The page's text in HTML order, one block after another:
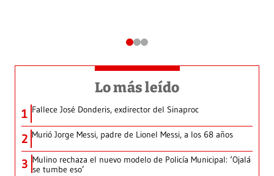
Lo más leído
1 Fallece José Donderis, exdirector del Sinaproc
2 Murió Jorge Messi, padre de Lionel Messi, a los 68 años
3 Mulino rechaza el nuevo modelo de Policía Municipal: ‘Ojalá
se tumbe eso’